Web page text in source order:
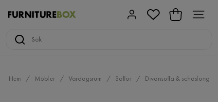
Hem Möbler Vardagsrum Soffor Divansoffa & schäslong